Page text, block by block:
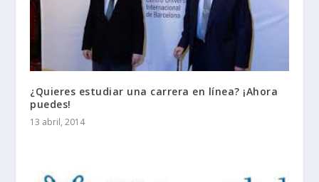
¿Quieres estudiar una carrera en línea? ¡Ahora
puedes!
13 abril, 2014